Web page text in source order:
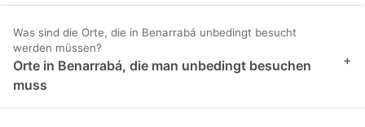
Was sind die Orte, die in Benarrabá unbedingt besucht
werden müssen?
Orte in Benarrabá, die man unbedingt besuchen
muss
+